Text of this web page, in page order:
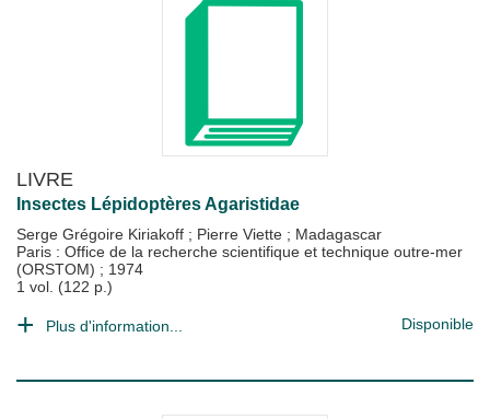
LIVRE
Insectes Lépidoptères Agaristidae
Serge Grégoire Kiriakoff ; Pierre Viette ; Madagascar
Paris : Office de la recherche scientifique et technique outre-mer
(ORSTOM) ; 1974
1 vol. (122 p.)
Plus d'information... Disponible